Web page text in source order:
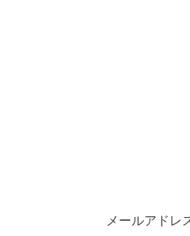
メールアドレ